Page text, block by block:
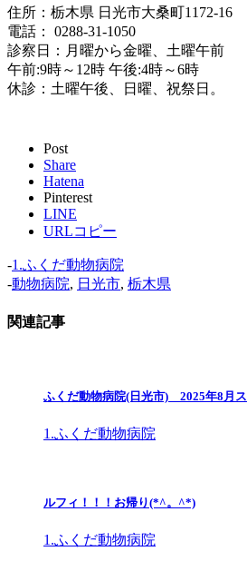
住所：栃木県 日光市大桑町1172-16
電話： 0288-31-1050
診察日：月曜から金曜、土曜午前
午前:9時～12時 午後:4時～6時
休診：土曜午後、日曜、祝祭日。
Post
Share
Hatena
Pinterest
LINE
URLコピー
-1.ふくだ動物病院
-動物病院, 日光市, 栃木県
関連記事
ふくだ動物病院(日光市) 2025年8月
1.ふくだ動物病院
ルフィ！！！お帰り(*^。^*)
1.ふくだ動物病院